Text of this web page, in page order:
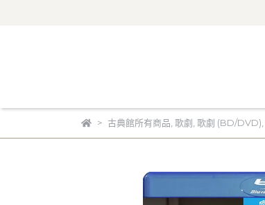
古典館所有商品 歌劇 歌劇 (BD/DVD)